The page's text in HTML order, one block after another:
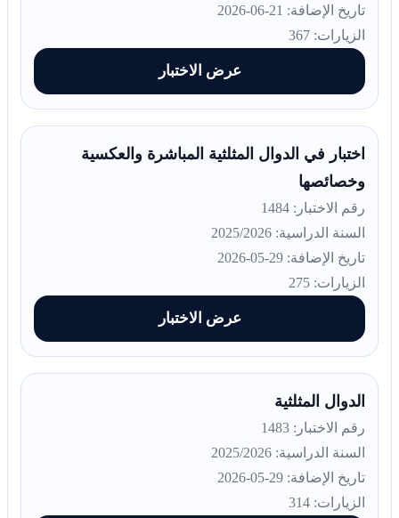
تاريخ الإضافة: 21-06-2026
الزيارات: 367
عرض الاختبار
اختبار في الدوال المثلثية المباشرة والعكسية
وخصائصها
رقم الاختبار: 1484
السنة الدراسية: 2025/2026
تاريخ الإضافة: 29-05-2026
الزيارات: 275
عرض الاختبار
الدوال المثلثية
رقم الاختبار: 1483
السنة الدراسية: 2025/2026
تاريخ الإضافة: 29-05-2026
الزيارات: 314